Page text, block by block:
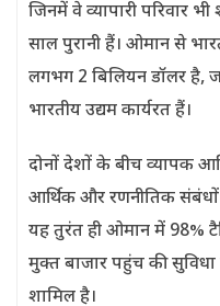
जिनमें वे व्यापारी परिवार
साल पुरानी हैं। ओमान से
लगभग 2 बिलियन डॉलर
भारतीय उद्यम कार्यरत हैं।
दोनों देशों के बीच व्यापक
आर्थिक और रणनीतिक
यह तुरंत ही ओमान में 98%
मुक्त बाजार पहुंच की सुविधा
शामिल है।